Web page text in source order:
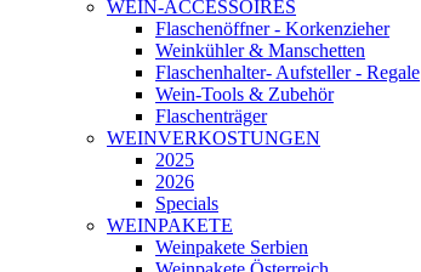
WEIN-ACCESSOIRES
Flaschenöffner - Korkenzieher
Weinkühler & Manschetten
Flaschenhalter- Aufsteller - Regale
Wein-Tools & Zubehör
Flaschenträger
WEINVERKOSTUNGEN
2025
2026
Specials
WEINPAKETE
Weinpakete Serbien